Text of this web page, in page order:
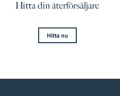
Hitta din återförsäljare
Hitta nu